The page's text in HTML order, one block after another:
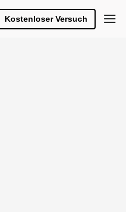
Kostenloser Versuch